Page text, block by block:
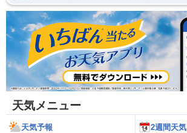
天気メニュー
天気予報 2週間天気